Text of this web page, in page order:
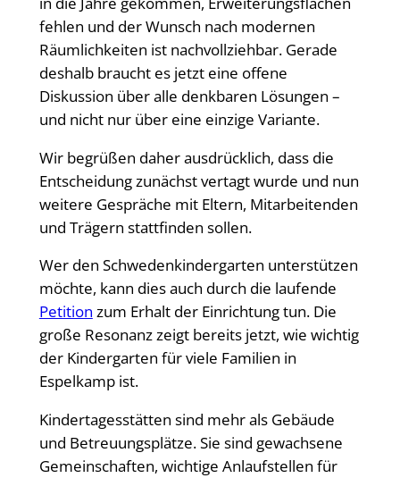
fehlen und der Wunsch nach modernen
Räumlichkeiten ist nachvollziehbar. Gerade
deshalb braucht es jetzt eine offene
Diskussion über alle denkbaren Lösungen –
und nicht nur über eine einzige Variante.
Wir begrüßen daher ausdrücklich, dass die
Entscheidung zunächst vertagt wurde und nun
weitere Gespräche mit Eltern, Mitarbeitenden
und Trägern stattfinden sollen.
Wer den Schwedenkindergarten unterstützen
möchte, kann dies auch durch die laufende
Petition zum Erhalt der Einrichtung tun. Die
große Resonanz zeigt bereits jetzt, wie wichtig
der Kindergarten für viele Familien in
Espelkamp ist.
Kindertagesstätten sind mehr als Gebäude
und Betreuungsplätze. Sie sind gewachsene
Gemeinschaften, wichtige Anlaufstellen für